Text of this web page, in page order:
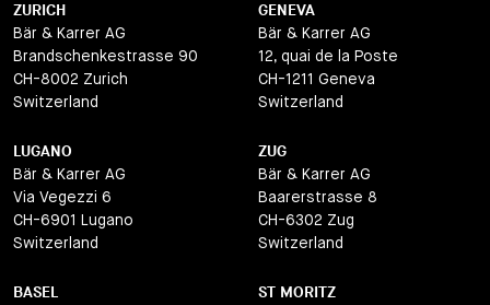
ZURICH
Bär & Karrer AG
Brandschenkestrasse 90
CH-8002 Zurich
Switzerland
GENEVA
Bär & Karrer AG
12, quai de la Poste
CH-1211 Geneva
Switzerland
LUGANO
Bär & Karrer AG
Via Vegezzi 6
CH-6901 Lugano
Switzerland
ZUG
Bär & Karrer AG
Baarerstrasse 8
CH-6302 Zug
Switzerland
BASEL ST MORITZ